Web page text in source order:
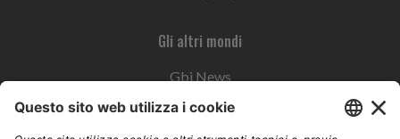
Gli altri mondi
Gbi News
Instoremag